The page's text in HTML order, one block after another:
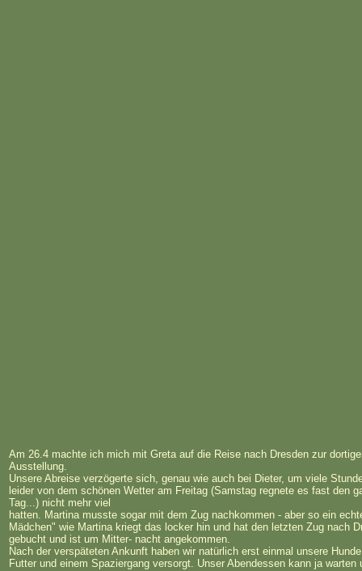
Am 26.4 machte ich mich mit Greta auf die Reise nach Dresden zur
Ausstellung.
Unsere Abreise verzögerte sich, genau wie auch bei Dieter, um viele
leider von dem schönen Wetter am Freitag (Samstag regnete es fast den
Tag...) nicht mehr viel
hatten. Martina musste sogar mit dem Zug nachkommen - aber so ein
Mädchen" wie Martina kriegt das locker hin und hat den letzten Zug nach
gebucht und ist um Mitter- nacht angekommen.
Nach der verspäteten Ankunft haben wir natürlich erst einmal unsere
Futter und einem Spaziergang versorgt. Unser Abendessen kann ja warten